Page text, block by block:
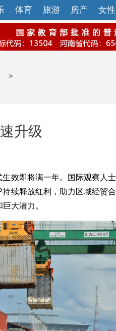
体育 旅游 房产 女性
>
升级
即将满一年。国际观察人
续释放红利，助力区域经贸
大潜力。